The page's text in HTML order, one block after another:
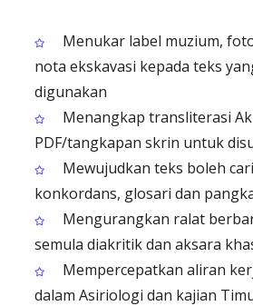
Menukar label muzium,
nota ekskavasi kepada teks
digunakan
Menangkap transliterasi
PDF/tangkapan skrin untuk
Mewujudkan teks boleh
konkordans, glosari dan
Mengurangkan ralat
semula diakritik dan aksara
Mempercepatkan aliran
dalam Asiriologi dan kajian